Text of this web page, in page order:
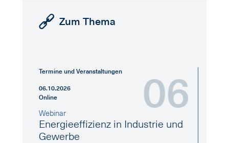
Zum Thema
Termine und Veranstaltungen
06.10.2026
Online
06
Webinar
Energieeffizienz in Industrie und
Gewerbe